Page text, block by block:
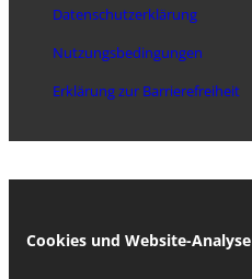
Cookies und Website-Analyse
Datenschutzerklärung
Nutzungsbedingungen
Erklärung zur Barrierefreiheit